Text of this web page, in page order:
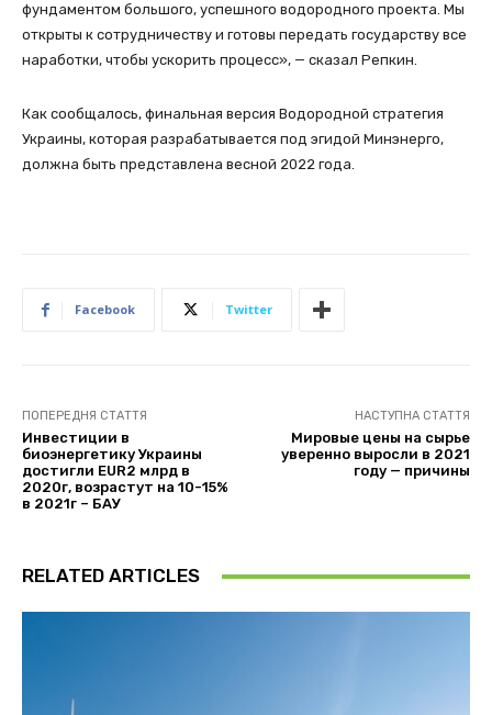
фундаментом большого, успешного водородного проекта. Мы
открыты к сотрудничеству и готовы передать государству все
наработки, чтобы ускорить процесс», — сказал Репкин.
Как сообщалось, финальная версия Водородной стратегия
Украины, которая разрабатывается под эгидой Минэнерго,
должна быть представлена весной 2022 года.
Facebook Twitter
ПОПЕРЕДНЯ СТАТТЯ
Инвестиции в
биоэнергетику Украины
достигли EUR2 млрд в
2020г, возрастут на 10-15%
в 2021г – БАУ
НАСТУПНА СТАТТЯ
Мировые цены на сырье
уверенно выросли в 2021
году — причины
RELATED ARTICLES